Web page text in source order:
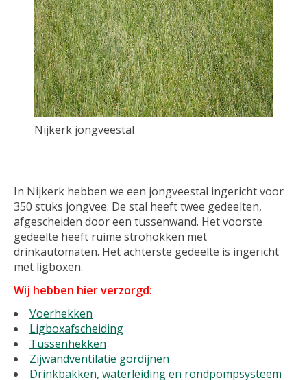
Nijkerk jongveestal
In Nijkerk hebben we een jongveestal ingericht voor
350 stuks jongvee. De stal heeft twee gedeelten,
afgescheiden door een tussenwand. Het voorste
gedeelte heeft ruime strohokken met
drinkautomaten. Het achterste gedeelte is ingericht
met ligboxen.
Wij hebben hier verzorgd:
Voerhekken
Ligboxafscheiding
Tussenhekken
Zijwandventilatie gordijnen
Drinkbakken, waterleiding en rondpompsysteem